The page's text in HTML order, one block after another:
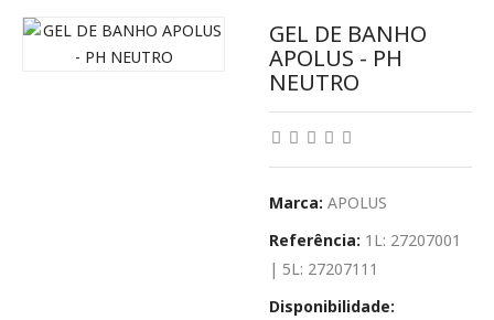
GEL DE BANHO
APOLUS - PH
NEUTRO
Marca: APOLUS
Referência: 1L: 27207001
| 5L: 27207111
Disponibilidade: